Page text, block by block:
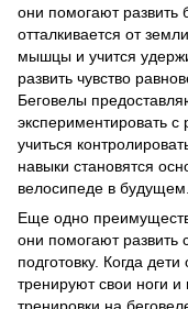
они помогают развить
отталкивается от
мышцы и учится
развить чувство
Беговелы
экспериментировать
учиться
навыки становятся
велосипеде в будущем.
Еще одно
они помогают
подготовку. Когда
тренируют свои ноги
тренировки на